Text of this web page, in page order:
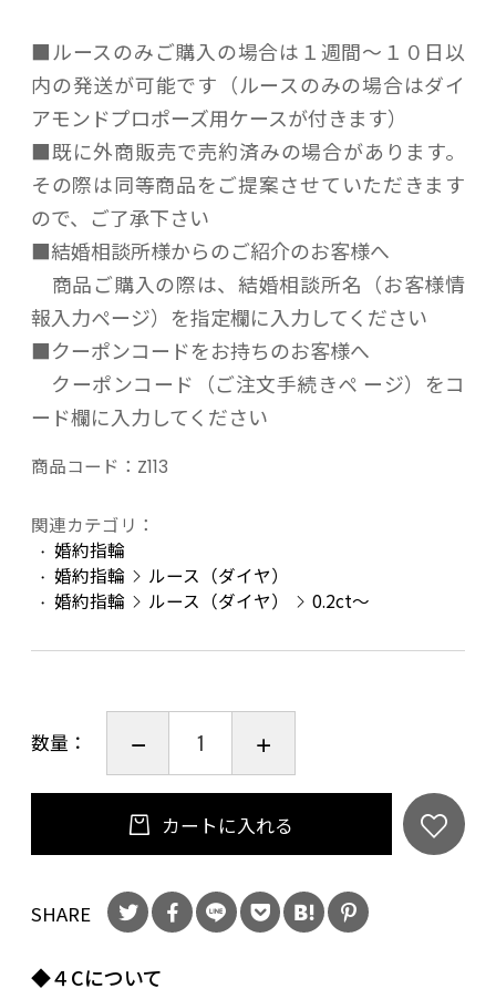
■ルースのみご購入の場合は１週間～１０日以
内の発送が可能です（ルースのみの場合はダイ
アモンドプロポーズ用ケースが付きます）
■既に外商販売で売約済みの場合があります。
その際は同等商品をご提案させていただきます
ので、ご了承下さい
■結婚相談所様からのご紹介のお客様へ
商品ご購入の際は、結婚相談所名（お客様情
報入力ページ）を指定欄に入力してください
■クーポンコードをお持ちのお客様へ
クーポンコード（ご注文手続きペ ージ）をコ
ード欄に入力してください
商品コード： Z113
関連カテゴリ：
婚約指輪
婚約指輪
ルース（ダイヤ）
婚約指輪
ルース（ダイヤ） 0.2ct～
数量：
カートに入れる
SHARE
◆４Cについて